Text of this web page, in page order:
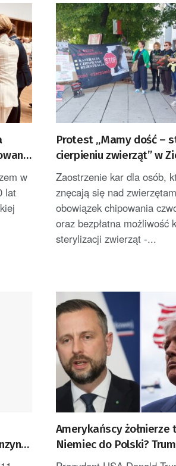
w
lat
Protest „Mamy dość –
cierpieniu zwierząt” w
Górze [ZDJĘCIA]
Zaostrzenie kar dla osób,
znęcają się nad
obowiązek chipowania
oraz bezpłatna możliwość
sterylizacji zwierząt -...
za
Amerykańscy żołnierze
Niemiec do Polski?
głos